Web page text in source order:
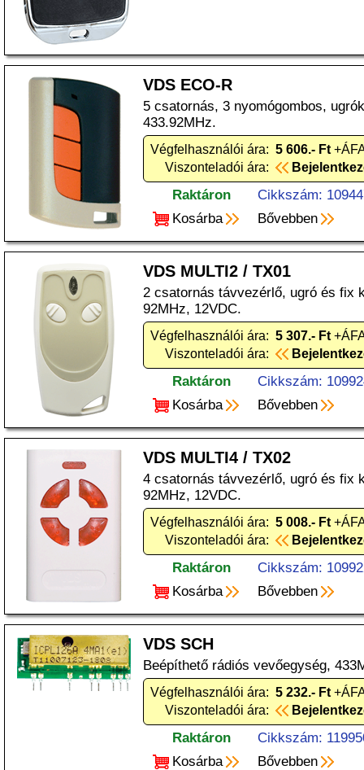
VDS ECO-R
5 csatornás, 3 nyomógombos,
433.92MHz.
Végfelhasználói ára: 5 606.- Ft
Viszonteladói ára:
Raktáron
Cikkszám:
Kosárba
Bővebben
VDS MULTI2 / TX01
2 csatornás távvezérlő, ugró és fix
92MHz, 12VDC.
Végfelhasználói ára: 5 307.- Ft
Viszonteladói ára:
Raktáron
Cikkszám:
Kosárba
Bővebben
VDS MULTI4 / TX02
4 csatornás távvezérlő, ugró és fix
92MHz, 12VDC.
Végfelhasználói ára: 5 008.- Ft
Viszonteladói ára:
Raktáron
Cikkszám:
Kosárba
Bővebben
VDS SCH
Beépíthető rádiós vevőegység,
Végfelhasználói ára: 5 232.- Ft
Viszonteladói ára:
Raktáron
Cikkszám:
Kosárba
Bővebben